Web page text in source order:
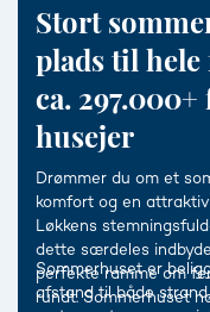
Stort
plads til
ca.
husejer
Drømmer du om et
komfort og en
Løkkens
dette særdeles
perfekte ramme om
rundt. Sommerhuset
Sommerhuset er
afstand til både